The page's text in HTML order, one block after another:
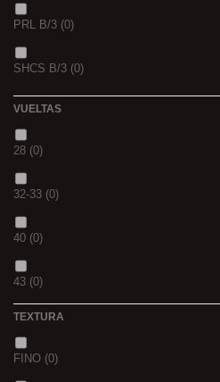
PIÑA
SCOPEX
TUTTI
FRESA
MIEL(0)
OCEAN LIVER
PRL B/3 (0)
SHCS B/3 (0)
VUELTAS
28 (0)
32-33 (0)
40 (0)
43 (0)
TEXTURA
FINO (0)